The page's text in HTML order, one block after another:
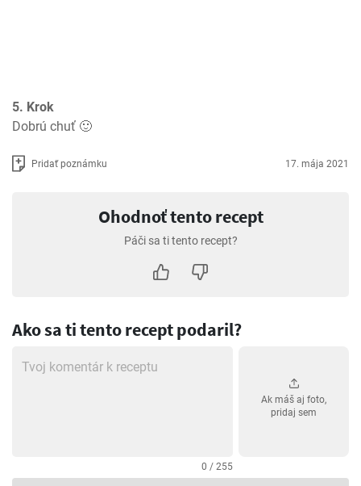
5. Krok
Dobrú chuť 🙂
Pridať poznámku 17. mája 2021
Ohodnoť tento recept
Páči sa ti tento recept?
Ako sa ti tento recept podaril?
0 / 255
Ak máš aj foto,
pridaj sem